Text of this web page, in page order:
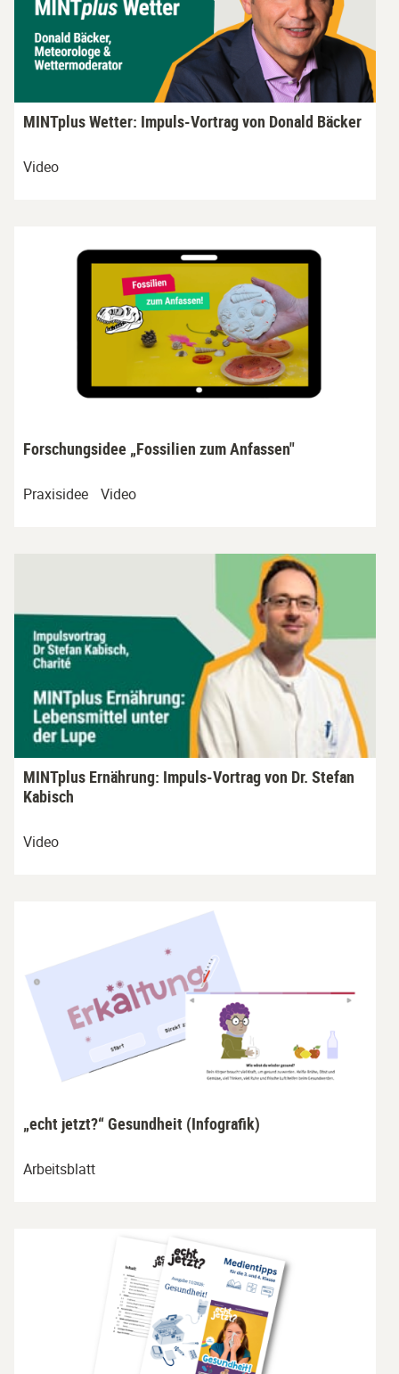
MINTplus Wetter: Impuls-Vortrag von Donald Bäcker
Video
Forschungsidee „Fossilien zum Anfassen"
Praxisidee Video
MINTplus Ernährung: Impuls-Vortrag von Dr. Stefan
Kabisch
Video
„echt jetzt?“ Gesundheit (Infografik)
Arbeitsblatt